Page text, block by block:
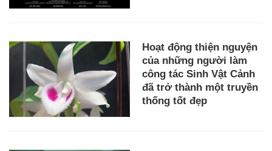
Hoạt động thiện nguyện
của những người làm
công tác Sinh Vật Cảnh
đã trở thành một truyền
thống tốt đẹp